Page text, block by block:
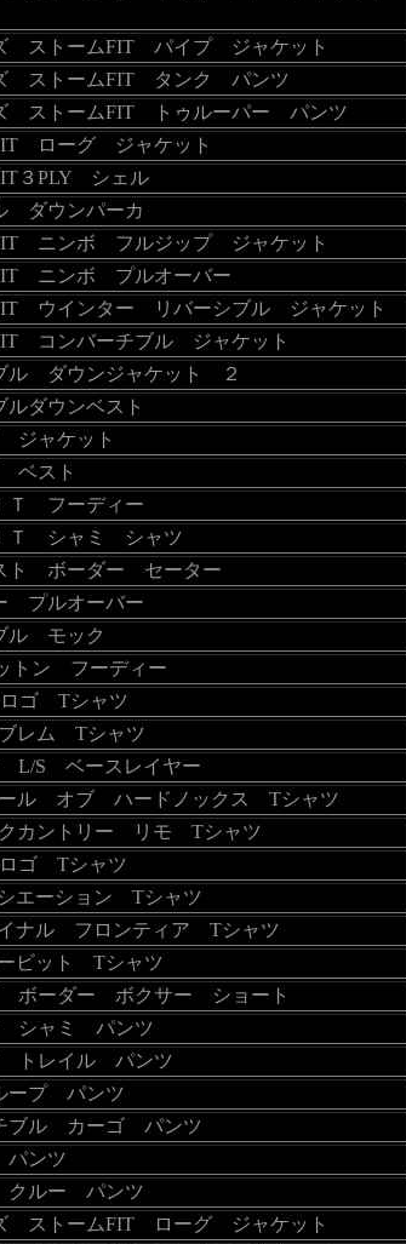
ストームFIT パイプ ジャケット
ストームFIT タンク パンツ
ストームFIT トゥルーパー パンツ
ローグ ジャケット
３PLY シェル
ダウンパーカ
ニンボ フルジップ ジャケット
ニンボ プルオーバー
ウインター リバーシブル ジャケット
コンバーチブル ジャケット
ル ダウンジャケット ２
ダウンベスト
ャケット
ベスト
Ｔ フーディー
Ｔ シャミ シャツ
ト ボーダー セーター
プルオーバー
ル モック
ン フーディー
ゴ Tシャツ
レム Tシャツ
L/S ベースレイヤー
ル オブ ハードノックス Tシャツ
カントリー リモ Tシャツ
ゴ Tシャツ
エーション Tシャツ
ナル フロンティア Tシャツ
ビット Tシャツ
ボーダー ボクサー ショート
シャミ パンツ
トレイル パンツ
ープ パンツ
ブル カーゴ パンツ
ンツ
ルー パンツ
ストームFIT ローグ ジャケット